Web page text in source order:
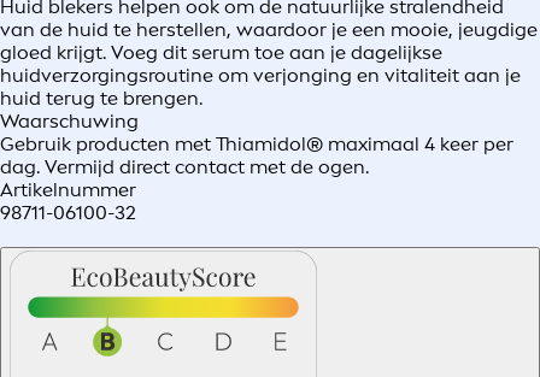
Huid blekers helpen ook om de natuurlijke stralendheid
van de huid te herstellen, waardoor je een mooie, jeugdige
gloed krijgt. Voeg dit serum toe aan je dagelijkse
huidverzorgingsroutine om verjonging en vitaliteit aan je
huid terug te brengen.
Waarschuwing
Gebruik producten met Thiamidol® maximaal 4 keer per
dag. Vermijd direct contact met de ogen.
Artikelnummer
98711-06100-32